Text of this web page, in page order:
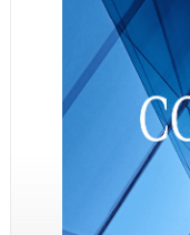
PYREX 1.5L
Trypsinizing
Flasks with
Baffles